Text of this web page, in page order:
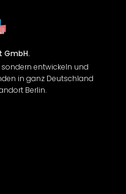
GmbH.
entwickeln und
in ganz Deutschland
Berlin.